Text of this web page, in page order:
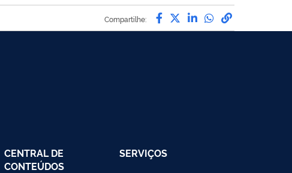
Compartilhe: Compartilhe por
Compartilhe por
Compartilhe por
Compartilhe
link para
CENTRAL DE
CONTEÚDOS
SERVIÇOS